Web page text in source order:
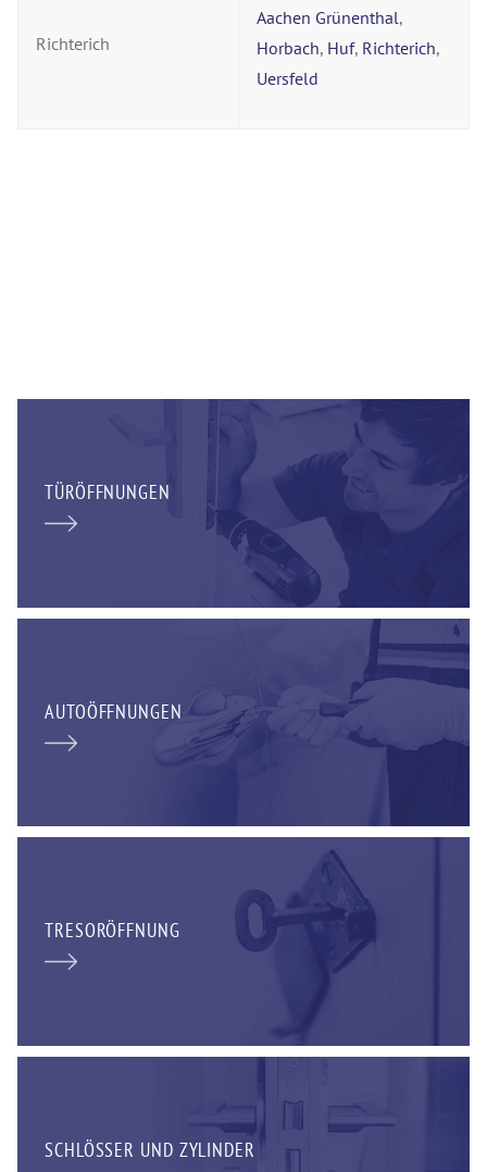
Richterich
Aachen Grünenthal,
Horbach, Huf, Richterich,
Uersfeld
TÜRÖFFNUNGEN
AUTOÖFFNUNGEN
TRESORÖFFNUNG
SCHLÖSSER UND ZYLINDER